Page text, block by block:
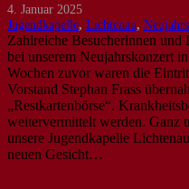
4. Januar 2025
Jugendkapelle, Lichtenau,
Zahlreiche Besucherinnen und
bei unserem Neujahrskonzert
Wochen zuvor waren die
Vorstand Stephan Frass
„Restkartenbörse“.
weitervermittelt werden. Ganz
unsere Jugendkapelle
neuen Gesicht…